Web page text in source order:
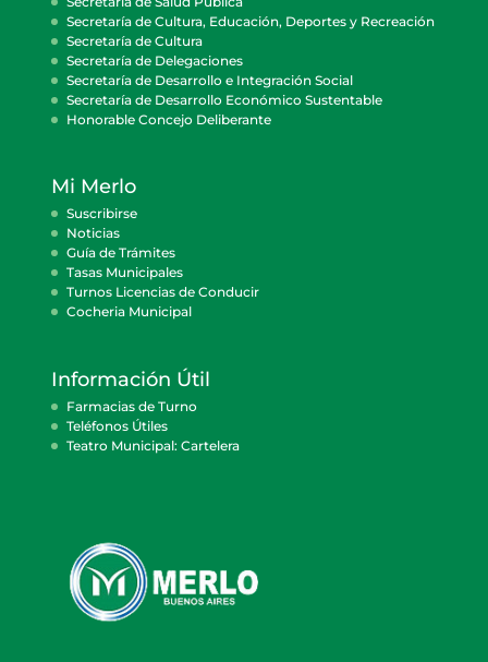
Secretaría de Cultura, Educación, Deportes y Recreación
Secretaría de Cultura
Secretaría de Delegaciones
Secretaría de Desarrollo e Integración Social
Secretaría de Desarrollo Económico Sustentable
Honorable Concejo Deliberante
Mi Merlo
Suscribirse
Noticias
Guía de Trámites
Tasas Municipales
Turnos Licencias de Conducir
Cocheria Municipal
Información Útil
Farmacias de Turno
Teléfonos Útiles
Teatro Municipal: Cartelera